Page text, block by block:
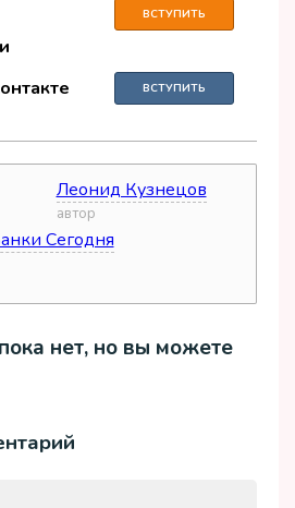
ВСТУПИТЬ
ВСТУПИТЬ
автор
Леонид Кузнецов
Сегодня
нет, но вы можете